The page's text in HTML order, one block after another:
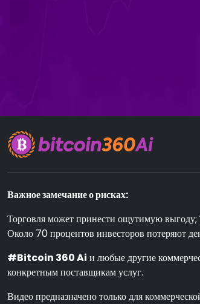
Важное замечание о рисках:
Торговля может принести ощутимую выгоду;
Около 70 процентов инвесторов потеряют
#Bitcoin 360 Ai и любые другие
конкретным поставщикам услуг.
Видео предназначено только для